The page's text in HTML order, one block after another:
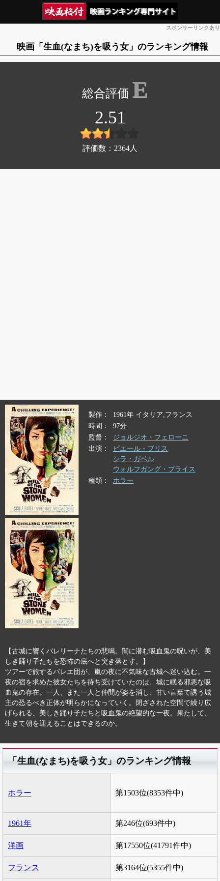
スポンサーリンクあり
映画「生血(なまち)を吸う女」のランキング情報
E
2.51
評価数： 2364 人
製作
1961年 イタリア,フランス
時間
97分
監督
ジョルジオ・フェローニ
出演
ピエール・ブリス
シラ・ガベル
ウォルフガング・プライス
種類
ホラー
【古城に響くバレリーナたちの悲鳴。闇に潜む吸血鬼の呪いが、美
しき踊り子たちを恐怖の底へと突き落とす。】
ツアーで旅するバレエ団が、嵐の夜に不気味な古城へ迷い込む。一
夜の宿を求めた彼女たちを待ち受けていたのは、城に眠る邪悪な吸
血鬼の存在。一人、また一人と仲間が姿を消し、甘い言葉で誘う城
主の恐るべき正体が明らかになっていく。閉ざされた空間で繰り広
げられる、美しき踊り子たちと吸血鬼の絶望的な一夜。果たして、
生きて朝を迎えることはできるのか。
「生血(なまち)を吸う女」のランキング情報
ホラー 第1503位(8353件中)
1961年 第246位(693件中)
洋画 第17550位(41791件中)
フランス 第3164位(5355件中)